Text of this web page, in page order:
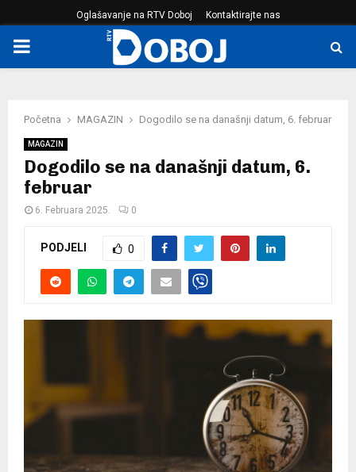
Oglašavanje na RTV Doboj Kontaktirajte nas
PRIMARY
Početna MAGAZIN Dogodilo se na današnji datum, 6. februar
MAGAZIN
Dogodilo se na današnji datum, 6.
februar
6. Februara 2025. 0
PODJELI 0